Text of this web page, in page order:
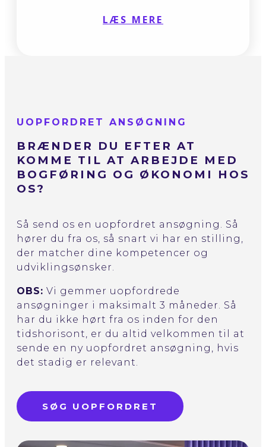
LÆS MERE
UOPFORDRET ANSØGNING
BRÆNDER DU EFTER AT
KOMME TIL AT ARBEJDE MED
BOGFØRING OG ØKONOMI HOS
OS?
Så send os en uopfordret ansøgning. Så
hører du fra os, så snart vi har en stilling,
der matcher dine kompetencer og
udviklingsønsker.
OBS: Vi gemmer uopfordrede
ansøgninger i maksimalt 3 måneder. Så
har du ikke hørt fra os inden for den
tidshorisont, er du altid velkommen til at
sende en ny uopfordret ansøgning, hvis
det stadig er relevant.
SØG UOPFORDRET